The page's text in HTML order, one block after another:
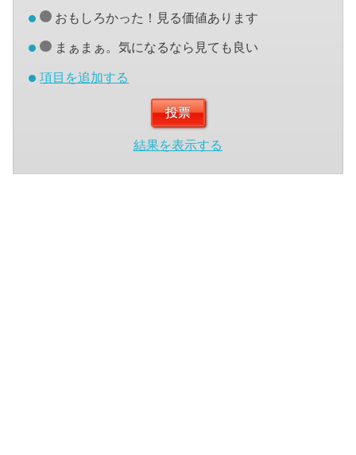
おもしろかった！見る価値あります
まぁまぁ。気になるなら見ても良い
項目を追加する
結果を表示する